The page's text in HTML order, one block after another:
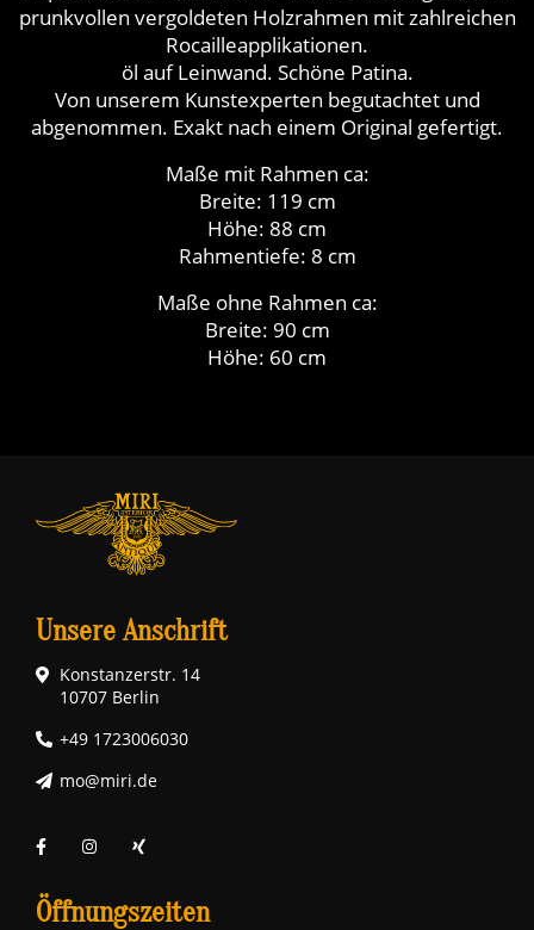
prunkvollen vergoldeten Holzrahmen mit zahlreichen
Rocailleapplikationen.
öl auf Leinwand. Schöne Patina.
Von unserem Kunstexperten begutachtet und
abgenommen. Exakt nach einem Original gefertigt.
Maße mit Rahmen ca:
Breite: 119 cm
Höhe: 88 cm
Rahmentiefe: 8 cm
Maße ohne Rahmen ca:
Breite: 90 cm
Höhe: 60 cm
Unsere Anschrift
Konstanzerstr. 14
10707 Berlin
+49 1723006030
mo@miri.de
Öffnungszeiten